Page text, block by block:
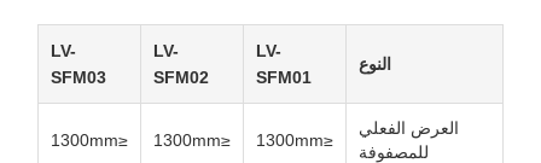
النوع
LV-
SFM01
LV-
SFM02
LV-
SFM03
العرض الفعلي
للمصفوفة
≤1300mm
≤1300mm
≤1300mm